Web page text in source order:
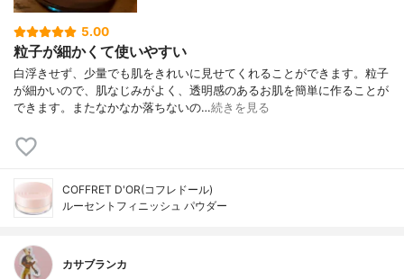
5.00
粒子が細かくて使いやすい
白浮きせず、少量でも肌をきれいに見せてくれることができます。粒子
が細かいので、肌なじみがよく、透明感のあるお肌を簡単に作ることが
できます。またなかなか落ちないの…続きを見る
COFFRET D'OR(コフレドール)
ルーセントフィニッシュ パウダー
カサブランカ